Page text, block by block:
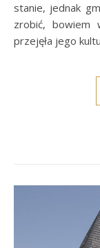
stanie, jednak
zrobić, bowiem
przejęła jego